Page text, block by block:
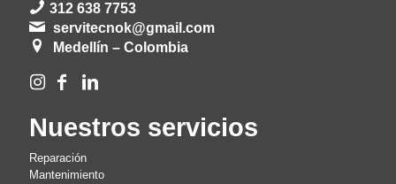
312 638 7753
servitecnok@gmail.com
Medellín – Colombia
Nuestros servicios
Reparación
Mantenimiento